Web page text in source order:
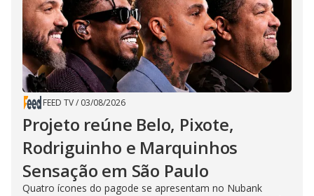
FEED TV/ 03/08/2026
Projeto reúne Belo, Pixote,
Rodriguinho e Marquinhos
Sensação em São Paulo
Quatro ícones do pagode se apresentam no Nubank